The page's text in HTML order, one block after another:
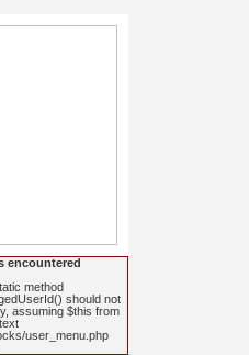
encountered
method
should not
assuming $this from
user_menu.php